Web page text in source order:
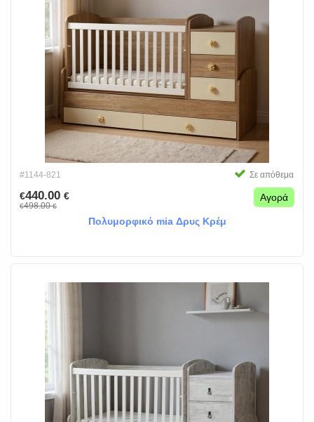
#1144-821 Σε απόθεμα
€440.00 €
€498.00€
Αγορά
Πολυμορφικό mia Δρυς Κρέμ